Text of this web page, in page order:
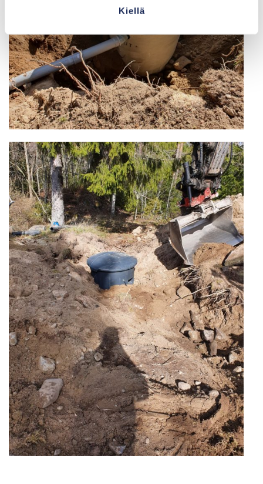
Kiellä